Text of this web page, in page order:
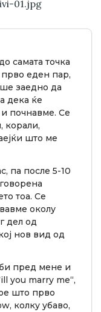
самата точка
еден пар,
заедно да
дека ќе
и почнавме. Се
корали,
што ме
па после 5-10
тоа. Се
околу
дел од
нов вид од
пред мене и
you marry me“,
што прво
колку убаво,